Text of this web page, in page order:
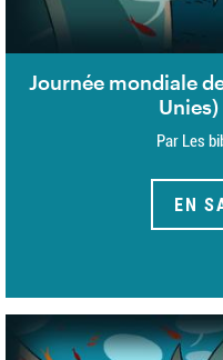
Journée mondiale
Par Les
EN